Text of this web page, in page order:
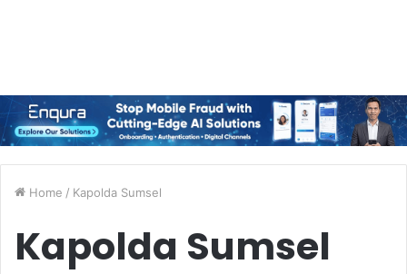
Home / Kapolda Sumsel
Kapolda Sumsel